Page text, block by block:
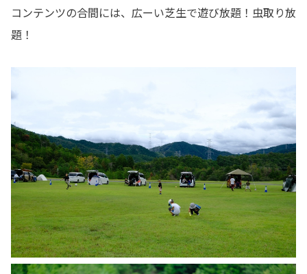
コンテンツの合間には、広ーい芝生で遊び放題！虫取り放
題！